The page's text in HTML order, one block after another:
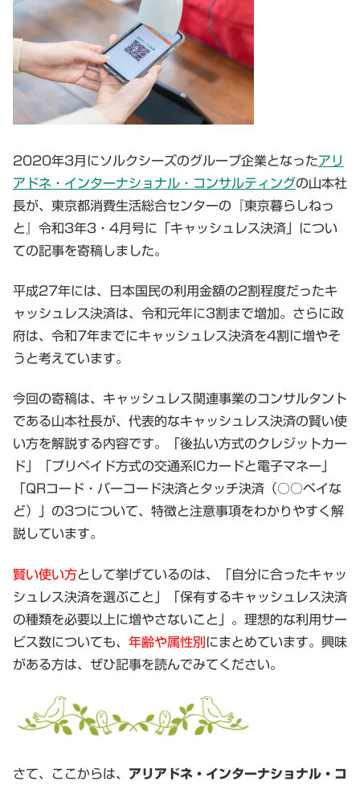
2020年3月にソルクシーズのグループ企業となったアリ
アドネ・インターナショナル・コンサルティングの山本社
長が、東京都消費生活総合センターの『東京暮らしねっ
と』令和3年3・4月号に「キャッシュレス決済」につい
ての記事を寄稿しました。
平成27年には、日本国民の利用金額の2割程度だったキ
ャッシュレス決済は、令和元年に3割まで増加。さらに政
府は、令和7年までにキャッシュレス決済を4割に増やそ
うと考えています。
今回の寄稿は、キャッシュレス関連事業のコンサルタント
である山本社長が、代表的なキャッシュレス決済の賢い使
い方を解説する内容です。「後払い方式のクレジットカー
ド」「プリペイド方式の交通系ICカードと電子マネー」
「QRコード・バーコード決済とタッチ決済（○○ペイな
ど）」の3つについて、特徴と注意事項をわかりやすく解
説しています。
賢い使い方として挙げているのは、「自分に合ったキャッ
シュレス決済を選ぶこと」「保有するキャッシュレス決済
の種類を必要以上に増やさないこと」。理想的な利用サー
ビス数についても、 年齢や属性別 にまとめています。興味
がある方は、ぜひ記事を読んでみてください。
さて、ここからは、 アリアドネ・インターナショナル・コ